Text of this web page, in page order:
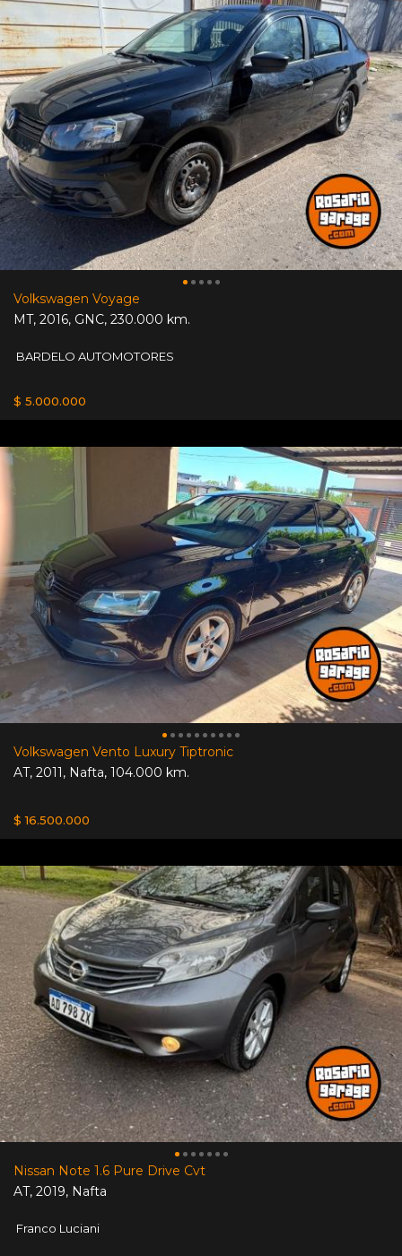
Volkswagen Voyage
MT, 2016, GNC, 230.000 km.
BARDELO AUTOMOTORES
$ 5.000.000
Volkswagen Vento Luxury Tiptronic
AT, 2011, Nafta, 104.000 km.
$ 16.500.000
Nissan Note 1.6 Pure Drive Cvt
AT, 2019, Nafta
Franco Luciani